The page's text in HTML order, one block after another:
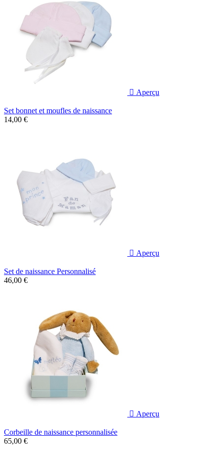
 Aperçu
Set bonnet et moufles de naissance
14,00 €
 Aperçu
Set de naissance Personnalisé
46,00 €
 Aperçu
Corbeille de naissance personnalisée
65,00 €